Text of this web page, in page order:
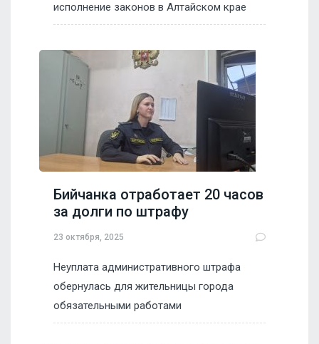
исполнение законов в Алтайском крае
Бийчанка отработает 20 часов
за долги по штрафу
23 октября, 2025
Неуплата административного штрафа
обернулась для жительницы города
обязательными работами